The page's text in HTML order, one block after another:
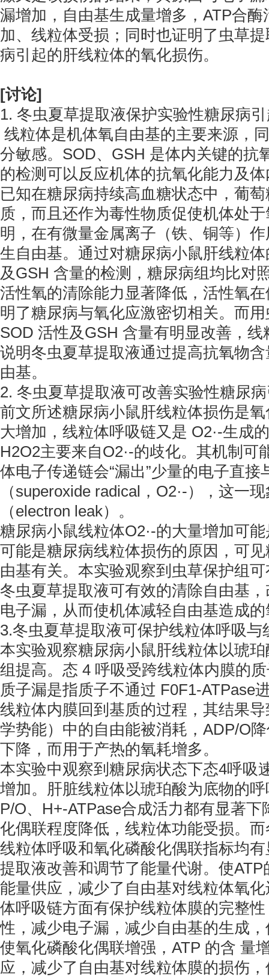
漏增加，自由基生成量增多，ATP合
加、线粒体受损；同时也证明了虫草
病引起的肝线粒体的氧化损伤。
[讨论]
1. 冬虫夏草提取液保护实验性糖尿病
线粒体是机体氧自由基的主要来源，
分敏感。SOD、GSH 是体内关键的抗
的检测可以反应机体的抗氧化能力及
已知在糖尿病持续高血糖状态中，葡
质，而且还作为毒性物质促使机体处
明，在有微量金属离子（铁、铜等）
生自由基。通过对糖尿病小鼠肝线粒
及GSH 含量的检测，糖尿病组均比对
活性氧的清除能力显著降低，活性氧
明了糖尿病与氧化应激密切相关。而
SOD 活性及GSH 含量有明显改善，线
说明冬虫夏草提取液通过提高抗氧物
由基。
2. 冬虫夏草提取液可改善实验性糖尿
前文所述糖尿病小鼠肝线粒体损伤是
大增加，线粒体呼吸链又是 O2·-生成
H2O2主要来自O2·-的歧化。其机制可
体电子传递链会“漏出”少量的电子直
（superoxide radical，O2·-），这一
（electron leak）。
糖尿病小鼠线粒体O2·-的大量增加可
可能是糖尿病线粒体损伤的原因，可
由基有关。本实验观察到虫草保护组
冬虫夏草提取液可有效的清除自由基
电子漏，从而使机体减轻自由基造成
3.冬虫夏草提取液可保护线粒体呼吸与
本实验观察糖尿病小鼠肝线粒体以琥
组提高。态 4 呼吸受跨线粒体内膜的
质子漏是指质子不通过 F0F1-ATPase
线粒体内膜回到基质的过程，其结果
学势能）中的自由能被消耗，ADP/O
下降，而用于产热的氧耗增多。
本实验中观察到糖尿病状态下态4呼吸
增加。肝脏线粒体以琥珀酸为底物的
P/O、H+-ATPase合成活力都有显著
化偶联程度降低，线粒体功能受损。
线粒体呼吸和氧化磷酸化偶联指标均
提取液改善和调节了能量代谢。使
能量供应，减少了自由基对线粒体氧
体呼吸链方面有保护线粒体膜的完整
性，减少电子漏，减少自由基的生成
使氧化磷酸化偶联增强，ATP 的含 量
应，减少了自由基对线粒体膜的损伤